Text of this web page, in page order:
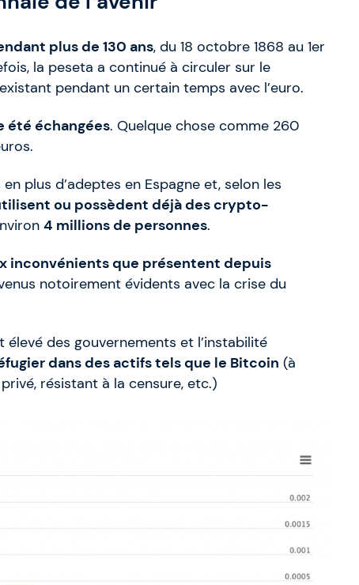
plus de 130 ans, du 18 octobre 1868 au 1er
la peseta a continué à circuler sur le
pendant un certain temps avec l’euro.
été échangées. Quelque chose comme 260
plus d’adeptes en Espagne et, selon les
ou possèdent déjà des crypto-
4 millions de personnes.
inconvénients que présentent depuis
notoirement évidents avec la crise du
élevé des gouvernements et l’instabilité
dans des actifs tels que le Bitcoin (à
résistant à la censure, etc.)